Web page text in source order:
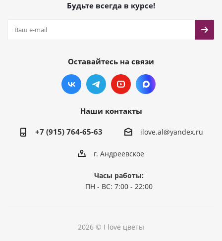
Будьте всегда в курсе!
Оставайтесь на связи
Наши контакты
+7 (915) 764-65-63 ilove.al@yandex.ru
г. Андреевское
Часы работы:
ПН - ВС: 7:00 - 22:00
2026 © I love цветы